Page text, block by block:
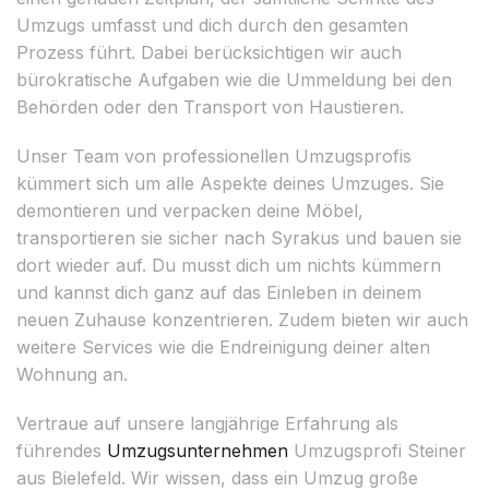
Umzugs umfasst und dich durch den gesamten
Prozess führt. Dabei berücksichtigen wir auch
bürokratische Aufgaben wie die Ummeldung bei den
Behörden oder den Transport von Haustieren.
Unser Team von professionellen Umzugsprofis
kümmert sich um alle Aspekte deines Umzuges. Sie
demontieren und verpacken deine Möbel,
transportieren sie sicher nach Syrakus und bauen sie
dort wieder auf. Du musst dich um nichts kümmern
und kannst dich ganz auf das Einleben in deinem
neuen Zuhause konzentrieren. Zudem bieten wir auch
weitere Services wie die Endreinigung deiner alten
Wohnung an.
Vertraue auf unsere langjährige Erfahrung als
führendes Umzugsunternehmen Umzugsprofi Steiner
aus Bielefeld. Wir wissen, dass ein Umzug große